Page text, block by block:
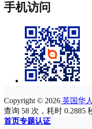
手机访问
Copyright © 2026 英国华
查询 58 次，耗时 0.2885
首页专题认证